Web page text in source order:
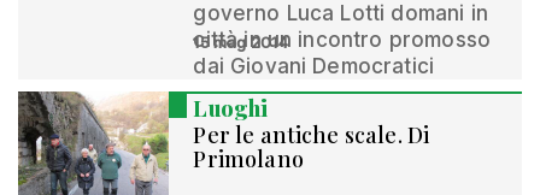
governo Luca Lotti domani in
città in un incontro promosso
dai Giovani Democratici
15 mag 2014
Luoghi
Per le antiche scale. Di
Primolano